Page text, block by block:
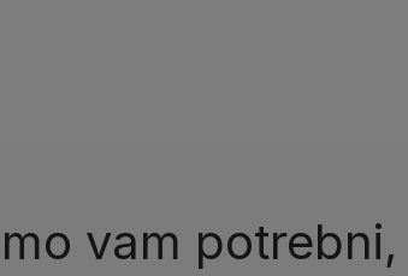
vam